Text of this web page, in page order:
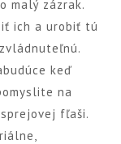
malý zázrak.
ich a urobiť tú
keď
na
fľaši.